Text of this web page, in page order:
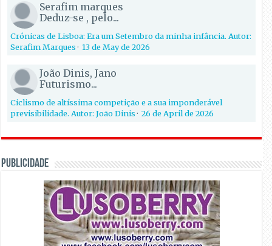
Serafim marques
Deduz-se , pelo...
Crónicas de Lisboa: Era um Setembro da minha infância. Autor:
Serafim Marques·13 de May de 2026
João Dinis, Jano
Futurismo...
Ciclismo de altíssima competição e a sua imponderável
previsibilidade. Autor: João Dinis·26 de April de 2026
PUBLICIDADE